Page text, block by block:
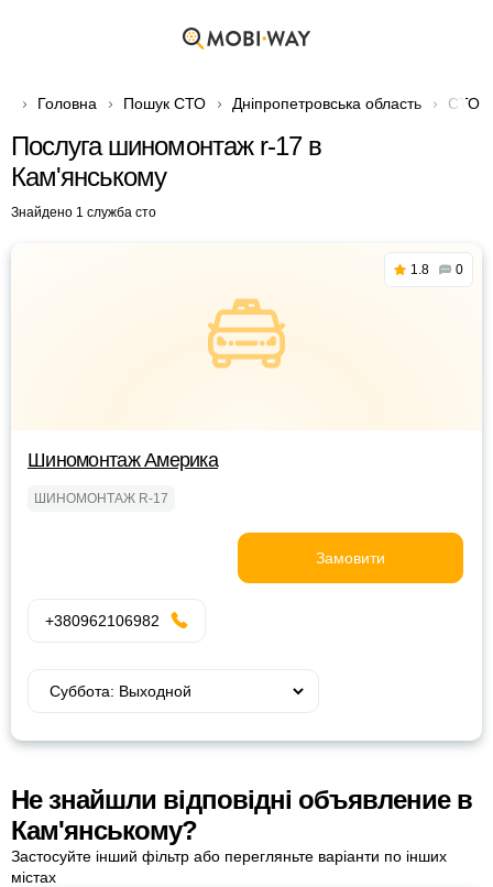
Головна Пошук СТО Дніпропетровська область СТО в
Послуга шиномонтаж r-17 в
Кам'янському
Знайдено 1 служба сто
1.8 0
Шиномонтаж Америка
ШИНОМОНТАЖ R-17
Замовити
+380962106982
Не знайшли відповідні объявление в
Кам'янському?
Застосуйте інший фільтр або перегляньте варіанти по інших
містах